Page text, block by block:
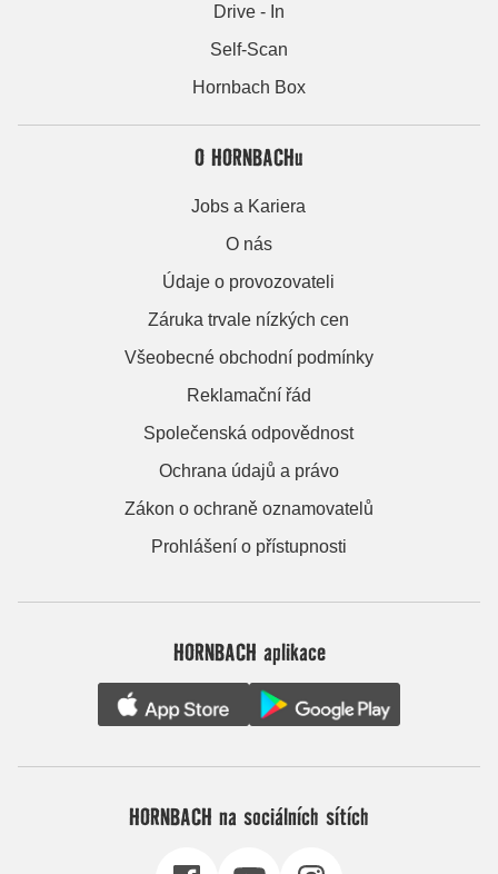
Drive - In
Self-Scan
Hornbach Box
O HORNBACHu
Jobs a Kariera
O nás
Údaje o provozovateli
Záruka trvale nízkých cen
Všeobecné obchodní podmínky
Reklamační řád
Společenská odpovědnost
Ochrana údajů a právo
Zákon o ochraně oznamovatelů
Prohlášení o přístupnosti
HORNBACH aplikace
HORNBACH na sociálních sítích